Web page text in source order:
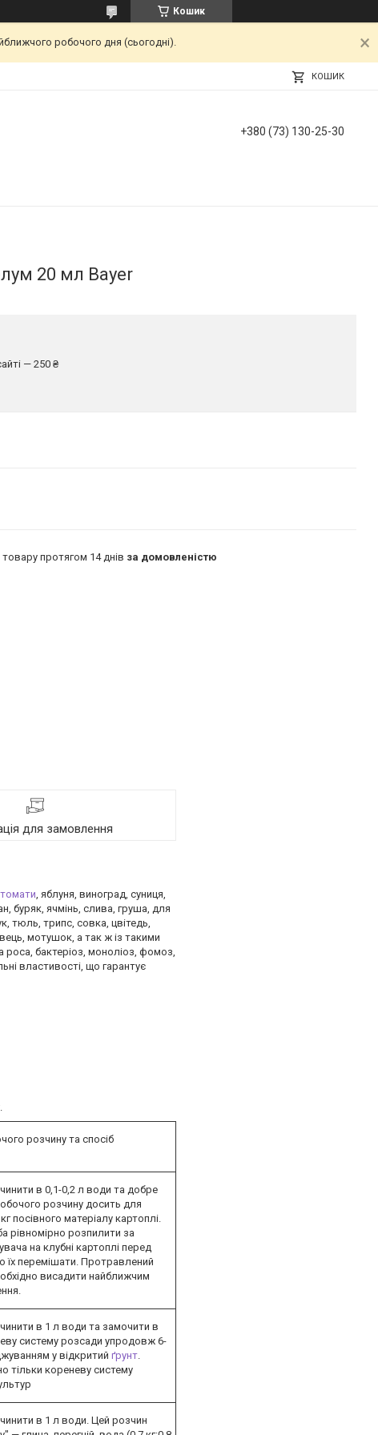
Кошик
робочого дня (сьогодні).
КОШИК
+380 (73) 130-25-30
20 мл Bayer
— 250 ₴
протягом 14 днів за домовленістю
для замовлення
томати, яблуня, виноград, суниця,
буряк, ячмінь, слива, груша, для
тюль, трипс, совка, цвітедь,
мотушок, а так ж із такими
роса, бактеріоз, моноліоз, фомоз,
властивості, що гарантує
розчину та спосіб
в 0,1-0,2 л води та добре
розчину досить для
посівного матеріалу картоплі.
рівномірно розпилити за
на клубні картоплі перед
їх перемішати. Протравлений
висадити найближчим
в 1 л води та замочити в
систему розсади упродовж 6-
у відкритий ґрунт.
тільки кореневу систему
в 1 л води. Цей розчин